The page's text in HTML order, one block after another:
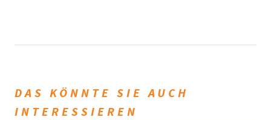
DAS KÖNNTE SIE AUCH
INTERESSIEREN